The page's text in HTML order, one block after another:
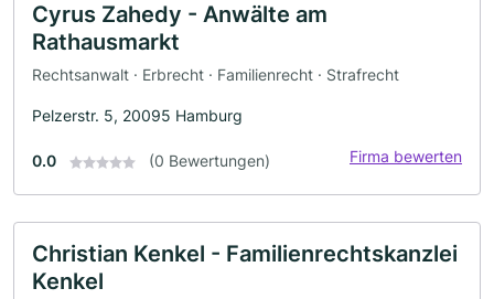
Cyrus Zahedy - Anwälte am
Rathausmarkt
Rechtsanwalt · Erbrecht · Familienrecht · Strafrecht
Pelzerstr. 5, 20095 Hamburg
0.0 (0 Bewertungen) Firma bewerten
Christian Kenkel - Familienrechtskanzlei
Kenkel